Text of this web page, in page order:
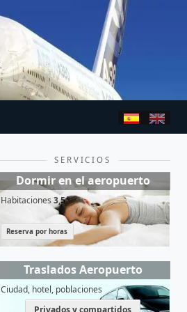
SERVICIOS
Dormir en el aeropuerto
Habitaciones3,5*
Reserva por horas
Traslados Aeropuerto
Ciudad, hotel, poblaciones